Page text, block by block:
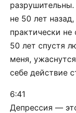
не 50 лет
практически
50 лет спустя
меня,
себе действие
6:41
Депрессия —